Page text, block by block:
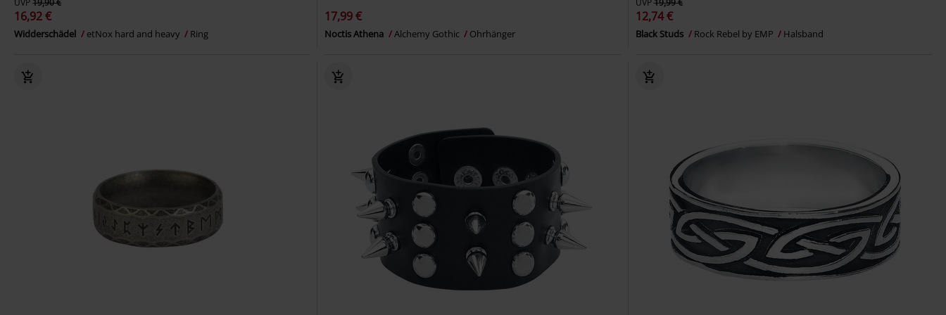
UVP19,90 €
16,92 €
Widderschädel etNox hard and heavy Ring
17,99 €
Noctis Athena Alchemy Gothic Ohrhänger
UVP19,99 €
12,74 €
Black Studs Rock Rebel by EMP Halsband